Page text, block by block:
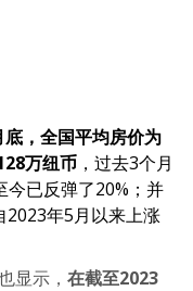
，全国平均房价为
万纽币 ，过去3个月
今已反弹了20%；并
2023年5月以来上涨
显示， 在截至2023